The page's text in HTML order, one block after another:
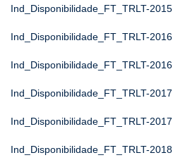
Ind_Disponibilidade_FT_TRLT-2015
Ind_Disponibilidade_FT_TRLT-2016
Ind_Disponibilidade_FT_TRLT-2016
Ind_Disponibilidade_FT_TRLT-2017
Ind_Disponibilidade_FT_TRLT-2017
Ind_Disponibilidade_FT_TRLT-2018